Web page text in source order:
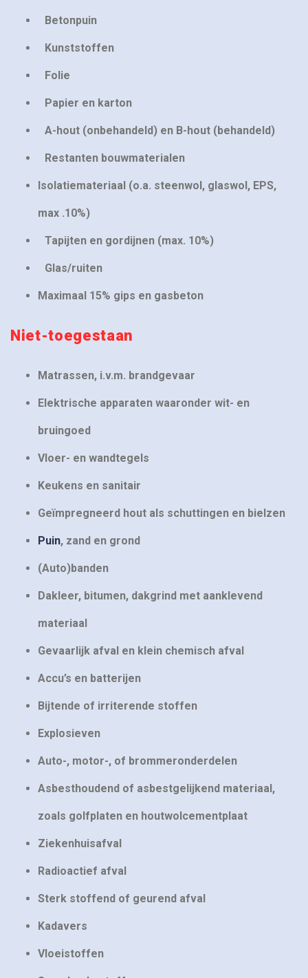
Betonpuin
Kunststoffen
Folie
Papier en karton
A-hout (onbehandeld) en B-hout (behandeld)
Restanten bouwmaterialen
Isolatiemateriaal (o.a. steenwol, glaswol, EPS,
max .10%)
Tapijten en gordijnen (max. 10%)
Glas/ruiten
Maximaal 15% gips en gasbeton
Niet-toegestaan
Matrassen, i.v.m. brandgevaar
Elektrische apparaten waaronder wit- en
bruingoed
Vloer- en wandtegels
Keukens en sanitair
Geïmpregneerd hout als schuttingen en bielzen
Puin, zand en grond
(Auto)banden
Dakleer, bitumen, dakgrind met aanklevend
materiaal
Gevaarlijk afval en klein chemisch afval
Accu’s en batterijen
Bijtende of irriterende stoffen
Explosieven
Auto-, motor-, of brommeronderdelen
Asbesthoudend of asbestgelijkend materiaal,
zoals golfplaten en houtwolcementplaat
Ziekenhuisafval
Radioactief afval
Sterk stoffend of geurend afval
Kadavers
Vloeistoffen